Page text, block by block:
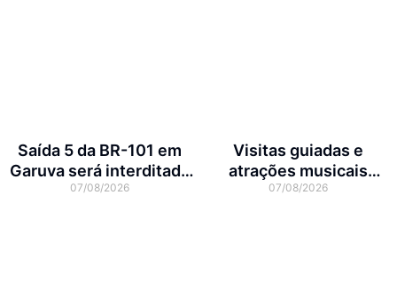
Saída 5 da BR-101 em
Garuva será interditada
por até 90 dias para obras
07/08/2026
Visitas guiadas e
atrações musicais
movimentam a agenda
07/08/2026